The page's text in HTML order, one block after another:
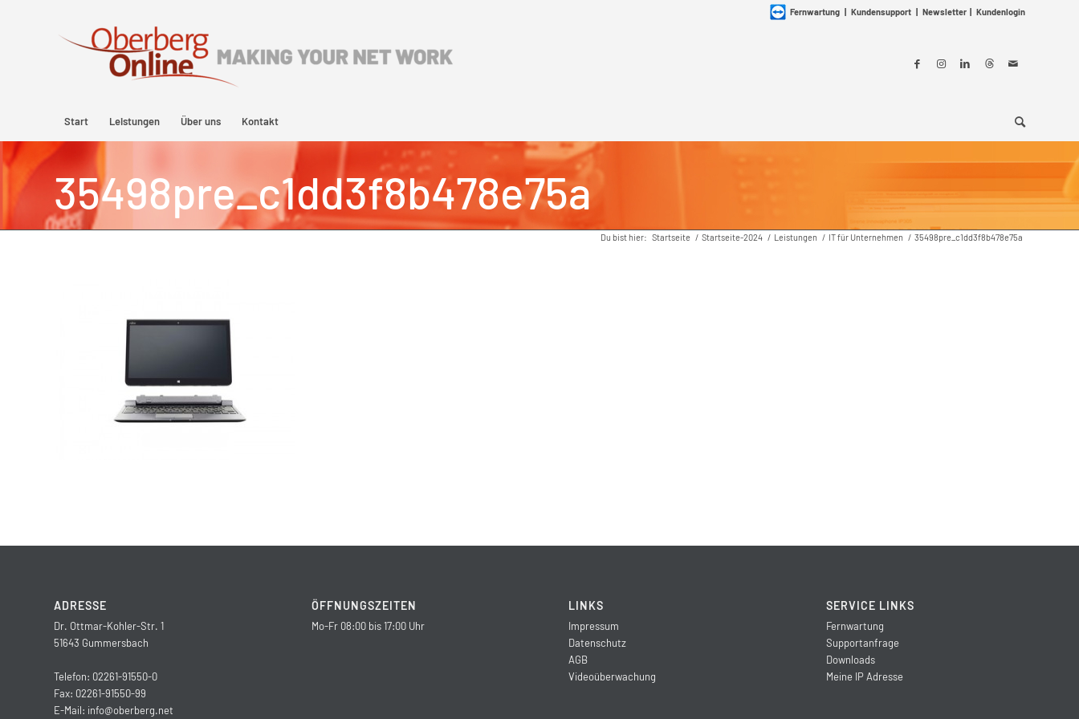
Fernwartung | Kundensupport | Newsletter | Kundenlogin
Start Leistungen Über uns Kontakt
35498pre_c1dd3f8b478e75a
Du bist hier: Startseite / Startseite-2024 / Leistungen / IT für Unternehmen / 35498pre_c1dd3f8b478e75a
ADRESSE
Dr. Ottmar-Kohler-Str. 1
51643 Gummersbach
Telefon: 02261-91550-0
Fax: 02261-91550-99
E-Mail: info@oberberg.net
ÖFFNUNGSZEITEN
Mo-Fr 08:00 bis 17:00 Uhr
LINKS
Impressum
Datenschutz
AGB
Videoüberwachung
SERVICE LINKS
Fernwartung
Supportanfrage
Downloads
Meine IP Adresse